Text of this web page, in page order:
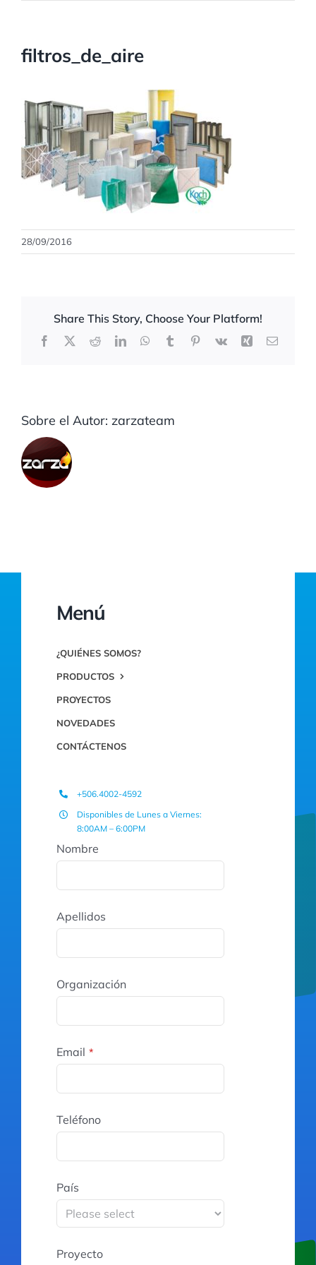
filtros_de_aire
28/09/2016
Share This Story, Choose Your Platform!
Facebook
X RedditLinkedInWhatsApp
TumblrPinterest
Vk Xing Correo
Sobre el Autor: zarzateam
Menú
¿QUIÉNES SOMOS?
PRODUCTOS
PROYECTOS
NOVEDADES
CONTÁCTENOS
+506.4002-4592
Disponibles de Lunes a Viernes:
8:00AM – 6:00PM
Nombre
Apellidos
Organización
Email *
Teléfono
País
Proyecto